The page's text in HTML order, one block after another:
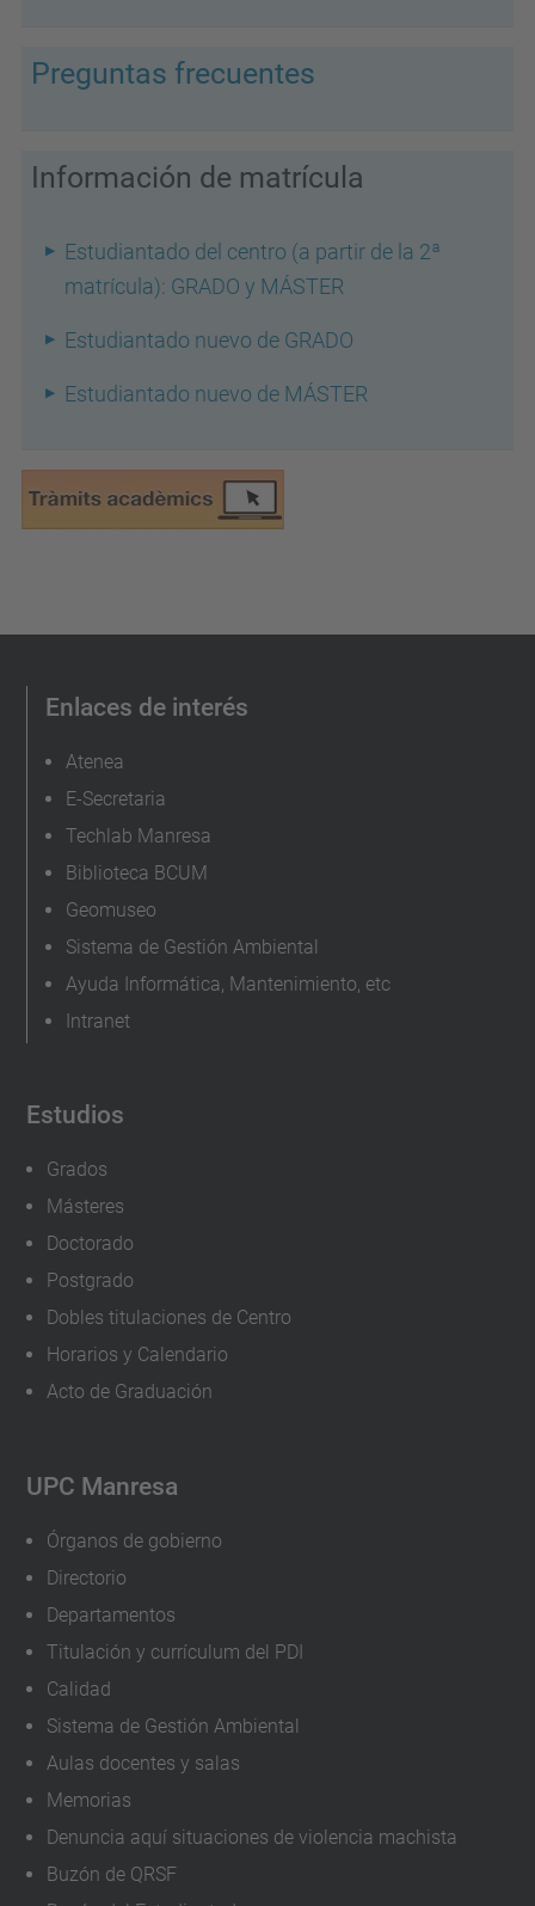
Preguntas frecuentes
Información de matrícula
Estudiantado del centro (a partir de la 2ª
matrícula): GRADO y MÁSTER
Estudiantado nuevo de GRADO
Estudiantado nuevo de MÁSTER
Estudios
Grados
Másteres
Doctorado
Postgrado
Dobles titulaciones de Centro
Horarios y Calendario
Acto de Graduación
UPC Manresa
Órganos de gobierno
Directorio
Departamentos
Titulación y currículum del PDI
Calidad
Sistema de Gestión Ambiental
Aulas docentes y salas
Memorias
Denuncia aquí situaciones de violencia machista
Buzón de QRSF
Enlaces de interés
Atenea
E-Secretaria
Techlab Manresa
Biblioteca BCUM
Geomuseo
Sistema de Gestión Ambiental
Ayuda Informática, Mantenimiento, etc
Intranet